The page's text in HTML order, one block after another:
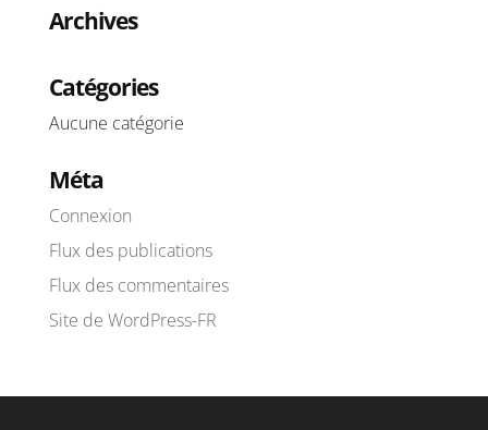
Archives
Catégories
Aucune catégorie
Méta
Connexion
Flux des publications
Flux des commentaires
Site de WordPress-FR